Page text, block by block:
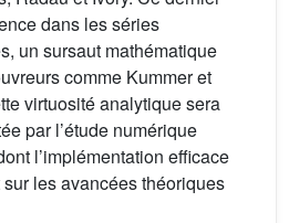
dans les séries
un sursaut mathématique
comme Kummer et
virtuosité analytique sera
par l’étude numérique
l’implémentation efficace
les avancées théoriques